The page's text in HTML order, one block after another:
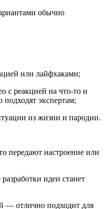
обычно
или лайфхаками;
с реакцией на что-то и
подходят экспертам;
из жизни и пародии.
передают настроение или
идеи станет
— отлично подходит для